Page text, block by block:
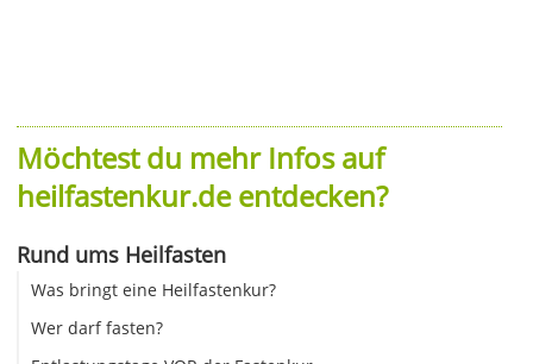
Möchtest du mehr Infos auf
heilfastenkur.de entdecken?
Rund ums Heilfasten
Was bringt eine Heilfastenkur?
Wer darf fasten?